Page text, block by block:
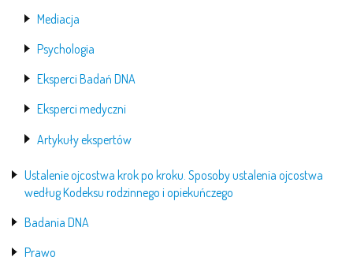
Mediacja
Psychologia
Eksperci Badań DNA
Eksperci medyczni
Artykuły ekspertów
Ustalenie ojcostwa krok po kroku. Sposoby ustalenia ojcostwa
według Kodeksu rodzinnego i opiekuńczego
Badania DNA
Prawo